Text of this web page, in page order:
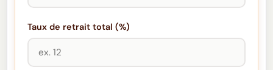
Taux de retrait total (%)